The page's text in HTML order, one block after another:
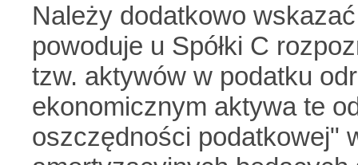
Należy dodatkowo
powoduje u Spółki C
tzw. aktywów w podatku
ekonomicznym aktywa te
oszczędności podatkowej"